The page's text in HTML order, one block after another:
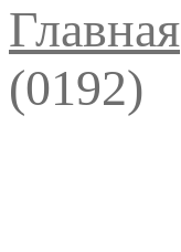
Главная
(0192)